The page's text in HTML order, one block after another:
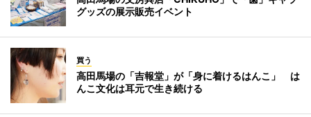
グッズの展示販売イベント
買う
高田馬場の「吉報堂」が「身に着けるはんこ」 は
んこ文化は耳元で生き続ける